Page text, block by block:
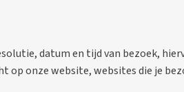
datum en tijd van bezoek,
op onze website, websites die je